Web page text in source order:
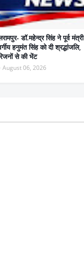
डॉ.महेन्द्र सिंह ने पूर्व मंत्री
हनुमंत सिंह को दी श्रद्धांजलि,
से की भेंट
August 06, 2026